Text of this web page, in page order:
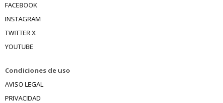
FACEBOOK
INSTAGRAM
TWITTER X
YOUTUBE
Condiciones de uso
AVISO LEGAL
PRIVACIDAD